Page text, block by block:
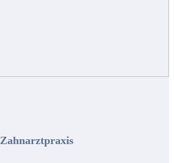
Zahnarztpraxis